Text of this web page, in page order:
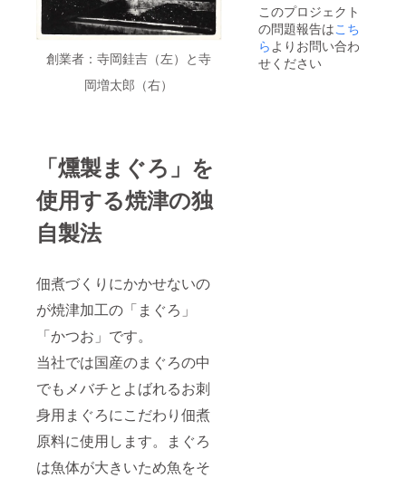
創業者：寺岡銈吉（左）と寺
岡増太郎（右）
「燻製まぐろ」を
使用する焼津の独
自製法
佃煮づくりにかかせないの
が焼津加工の「まぐろ」
「かつお」です。
当社では国産のまぐろの中
でもメバチとよばれるお刺
身用まぐろにこだわり佃煮
原料に使用します。まぐろ
は魚体が大きいため魚をそ
た食べ
方がお
すすめ
です。
＜お礼
このプロジェクト
の問題報告はこち
ら よりお問い合わ
せください